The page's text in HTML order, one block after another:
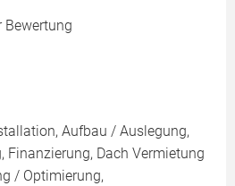
Bewertung
Aufbau / Auslegung,
Finanzierung, Dach Vermietung
/ Optimierung,